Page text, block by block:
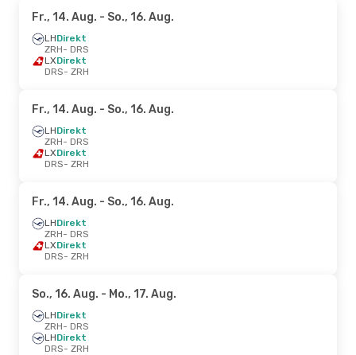
Fr., 14. Aug. - So., 16. Aug.
LHDirekt
ZRH- DRS
LXDirekt
DRS- ZRH
Fr., 14. Aug. - So., 16. Aug.
LHDirekt
ZRH- DRS
LXDirekt
DRS- ZRH
Fr., 14. Aug. - So., 16. Aug.
LHDirekt
ZRH- DRS
LXDirekt
DRS- ZRH
So., 16. Aug. - Mo., 17. Aug.
LHDirekt
ZRH- DRS
LHDirekt
DRS- ZRH